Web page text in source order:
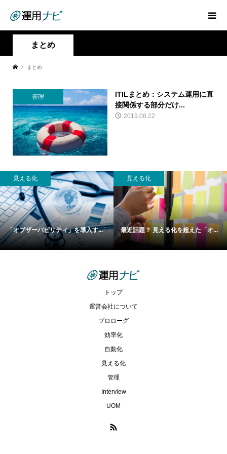
まとめ
まとめ
管理
ITILまとめ：システム運用に直
接関係する部分だけ...
2019.08.22
見える化
「オブザーバビリティ」を導入す...
見える化
最近話題？ 見える化を超えた「オ...
トップ
運営会社について
プロローグ
効率化
自動化
見える化
管理
Interview
UOM